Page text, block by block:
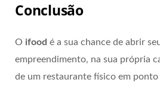
Conclusão
O ifood é a sua chance de abrir
empreendimento, na sua própria
de um restaurante físico em ponto